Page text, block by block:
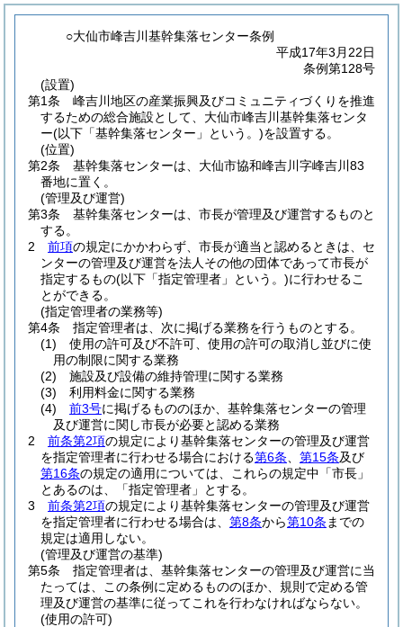
○大仙市峰吉川基幹集落センター条例
平成17年3月22日
条例第128号
(設置)
第1条
峰吉川地区の産業振興及びコミュニティづくりを推進
するための総合施設として、大仙市峰吉川基幹集落センタ
ー(以下「基幹集落センター」という。)を設置する。
(位置)
第2条
基幹集落センターは、大仙市協和峰吉川字峰吉川83
番地に置く。
(管理及び運営)
第3条
基幹集落センターは、市長が管理及び運営するものと
する。
2
前項の規定にかかわらず、市長が適当と認めるときは、セ
ンターの管理及び運営を法人その他の団体であって市長が
指定するもの(以下「指定管理者」という。)に行わせるこ
とができる。
(指定管理者の業務等)
第4条
指定管理者は、次に掲げる業務を行うものとする。
(1)
使用の許可及び不許可、使用の許可の取消し並びに使
用の制限に関する業務
(2)
施設及び設備の維持管理に関する業務
(3)
利用料金に関する業務
(4)
前3号に掲げるもののほか、基幹集落センターの管理
及び運営に関し市長が必要と認める業務
2
前条第2項の規定により基幹集落センターの管理及び運営
を指定管理者に行わせる場合における第6条 第15条及び
第16条の規定の適用については、これらの規定中「市長」
とあるのは、「指定管理者」とする。
3
前条第2項の規定により基幹集落センターの管理及び運営
を指定管理者に行わせる場合は、 第8条から第10条 までの
規定は適用しない。
(管理及び運営の基準)
第5条
指定管理者は、基幹集落センターの管理及び運営に当
たっては、この条例に定めるもののほか、規則で定める管
理及び運営の基準に従ってこれを行わなければならない。
(使用の許可)